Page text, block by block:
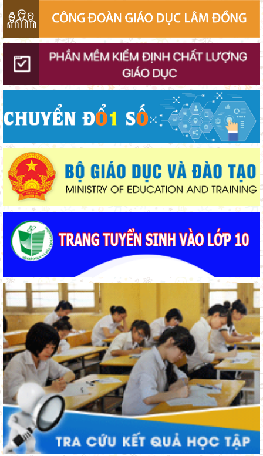
Bảo đảm ngày khai giảng thực sự là ngày hội của học sinh và
giáo viên
Bộ Giáo dục và Đào tạo triển khai 100 ngày tháo gỡ các điểm
nghẽn về chuyển đổi số
Thí điểm giáo dục AI góp phần đổi mới quản trị, nâng cao hiệu
quả hoạt động giáo dục
tạo nguồn nhân lực y tế
cho năm học 2026 - 2027
Từ khát vọng dân giàu, nước mạnh đến lý luận kinh tế thị
trường định hướng XHCN trong kỷ nguyên mới - Bài 2: Khơi
thông nguồn lực, vững bước tiến vào kỷ nguyên mới (tiếp theo
và hết)
Giữ vững nền tảng tư tưởng của Ðảng từ học đường
Đoàn Sở Giáo dục và Đào tạo Lâm Đồng giành 13 huy chương
môn Karate
Giáo viên Trường THPT Đạm Ri đạt giải Nhì Hội thi Báo cáo
viên, Tuyên truyền viên giỏi toàn quốc năm 2026 – Khu vực II
“Ngôi nhà nhân ái” chắp cánh ước mơ đến trường
Dạy học tích hợp AI để hình thành tư duy số
Lâm Đồng chủ động sắp xếp mạng lưới trường học, bảo đảm
điều kiện cho năm học mới
Huy động gần 470 triệu đồng từ phong trào “Trường giúp
trường”